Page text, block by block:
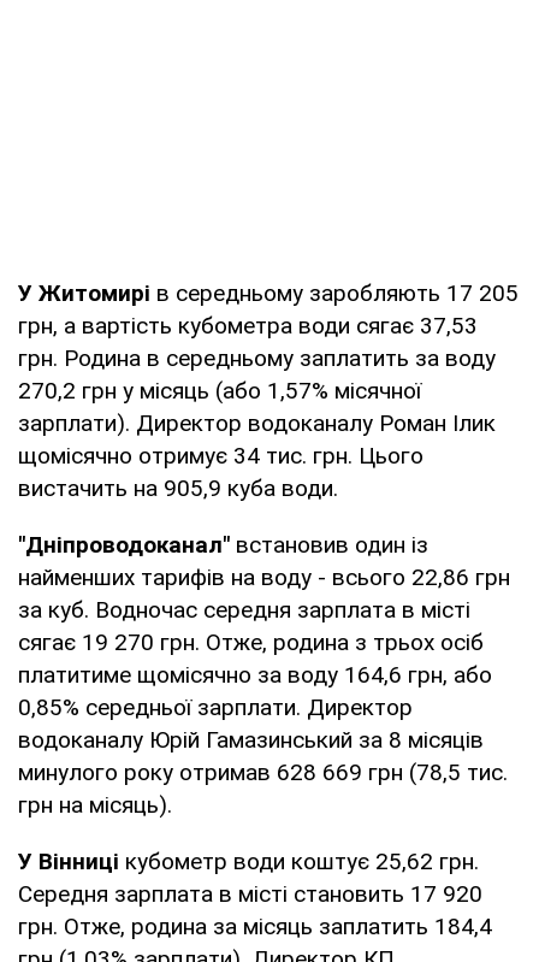
У Житомирі в середньому заробляють 17 205
грн, а вартість кубометра води сягає 37,53
грн. Родина в середньому заплатить за воду
270,2 грн у місяць (або 1,57% місячної
зарплати). Директор водоканалу Роман Ілик
щомісячно отримує 34 тис. грн. Цього
вистачить на 905,9 куба води.
"Дніпроводоканал" встановив один із
найменших тарифів на воду - всього 22,86 грн
за куб. Водночас середня зарплата в місті
сягає 19 270 грн. Отже, родина з трьох осіб
платитиме щомісячно за воду 164,6 грн, або
0,85% середньої зарплати. Директор
водоканалу Юрій Гамазинський за 8 місяців
минулого року отримав 628 669 грн (78,5 тис.
грн на місяць).
У Вінниці кубометр води коштує 25,62 грн.
Середня зарплата в місті становить 17 920
грн. Отже, родина за місяць заплатить 184,4